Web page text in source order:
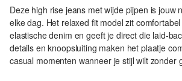
Deze high rise jeans met wijde pijpen is jouw
elke dag. Het relaxed fit model zit
elastische denim en geeft je direct die laid-
details en knoopsluiting maken het plaatje
casual momenten wanneer je stijl wilt zonder